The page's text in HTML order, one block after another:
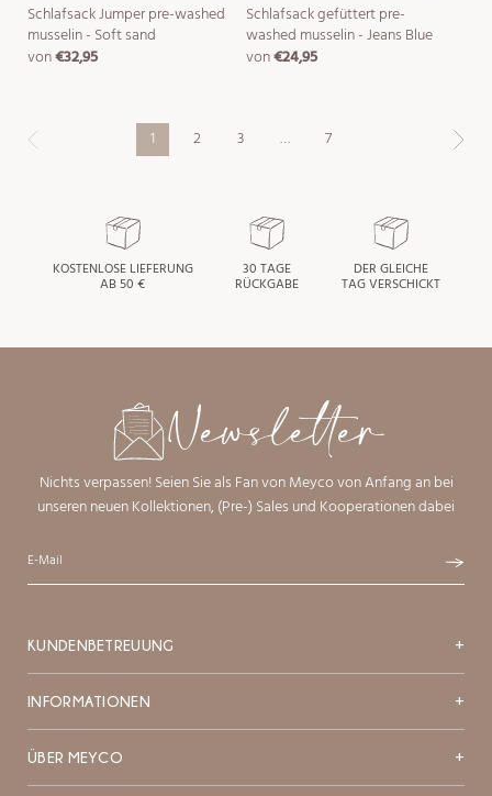
Schlafsack Jumper pre-washed
musselin - Soft sand
normaler
von€32,95
Schlafsack gefüttert pre-
washed musselin - Jeans Blue
normaler
von€24,95
1 2 3 … 7
KOSTENLOSE LIEFERUNG
AB 50 €
30 TAGE
RÜCKGABE
DER GLEICHE
TAG VERSCHICKT
Newsletter
Nichts verpassen! Seien Sie als Fan von Meyco von Anfang an bei
unseren neuen Kollektionen, (Pre-) Sales und Kooperationen dabei
KUNDENBETREUUNG +
INFORMATIONEN +
ÜBER MEYCO +